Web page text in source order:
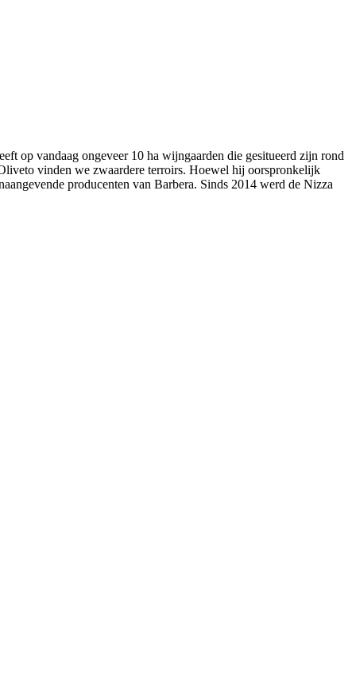
op vandaag ongeveer 10 ha wijngaarden die gesitueerd zijn rond
vinden we zwaardere terroirs. Hoewel hij oorspronkelijk
producenten van Barbera. Sinds 2014 werd de Nizza